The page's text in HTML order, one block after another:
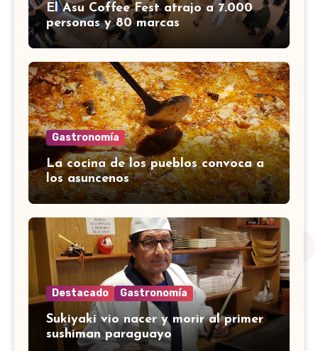
El Asu Coffee Fest atrajo a 7.000
personas y 80 marcas
Gastronomía
La cocina de los pueblos convoca a
los asuncenos
Destacado Gastronomía
Sukiyaki vio nacer y morir al primer
sushiman paraguayo